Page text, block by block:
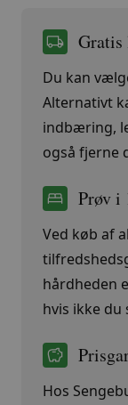
Gratis
Du kan
Alternativt
indbæring,
også fjerne
Prøv i
Ved køb af
hårdheden
hvis ikke
Hos